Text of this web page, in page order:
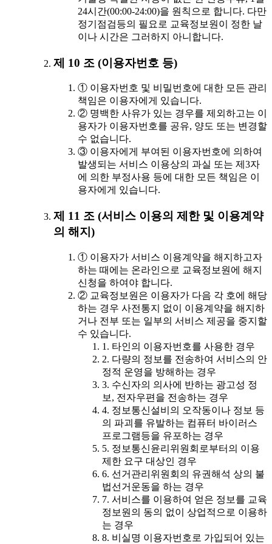
24시간(00:00-24:00)을 원칙으로 합니다. 다만
정기점검등의 필요로 교육정보원이 정한 날
이나 시간은 그러하지 아니합니다.
제 10 조 (이용자번호 등)
① 이용자번호 및 비밀번호에 대한 모든 관리
책임은 이용자에게 있습니다.
② 명백한 사유가 있는 경우를 제외하고는 이
용자가 이용자번호를 공유, 양도 또는 변경할
수 없습니다.
③ 이용자에게 부여된 이용자번호에 의하여
발생되는 서비스 이용상의 과실 또는 제3자
에 의한 부정사용 등에 대한 모든 책임은 이
용자에게 있습니다.
제 11 조 (서비스 이용의 제한 및 이용계약
의 해지)
① 이용자가 서비스 이용계약을 해지하고자
하는 때에는 온라인으로 교육정보원에 해지
신청을 하여야 합니다.
② 교육정보원은 이용자가 다음 각 호에 해당
하는 경우 사전통지 없이 이용계약을 해지하
거나 전부 또는 일부의 서비스 제공을 중지할
수 있습니다.
1. 타인의 이용자번호를 사용한 경우
2. 다량의 정보를 전송하여 서비스의 안
정적 운영을 방해하는 경우
3. 수신자의 의사에 반하는 광고성 정
보, 전자우편을 전송하는 경우
4. 정보통신설비의 오작동이나 정보 등
의 파괴를 유발하는 컴퓨터 바이러스
프로그램등을 유포하는 경우
5. 정보통신윤리위원회로부터의 이용
제한 요구 대상인 경우
6. 선거관리위원회의 유권해석 상의 불
법선거운동을 하는 경우
7. 서비스를 이용하여 얻은 정보를 교육
정보원의 동의 없이 상업적으로 이용하
는 경우
8. 비실명 이용자번호로 가입되어 있는